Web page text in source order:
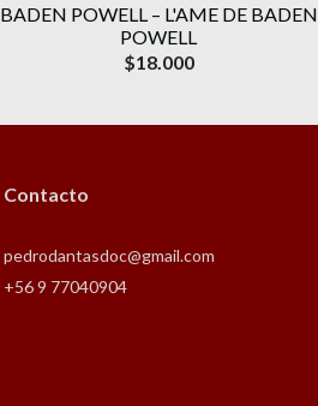
BADEN POWELL ‎– L'AME DE BADEN
POWELL
$18.000
Contacto
pedrodantasdoc@gmail.com
+56 9 77040904